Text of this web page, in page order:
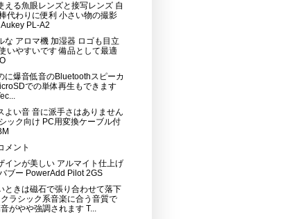
える魚眼レンズと接写レンズ 自
代わりに便利 小さい物の撮影
PL-A2
な アロマ機 加湿器 ロゴも目立
いやすいです 備品として最適
に爆音低音のBluetoothスピーカ
での単体再生もできます
よい音 音に派手さはありません
ック向け PC用変換ケーブル付
メント
インが美しい アルマイト仕上げ
ブー PowerAdd Pilot 2GS
ときは磁石で張り合わせて落下
ラシック系音楽に合う音質で
がやや強調されます T...